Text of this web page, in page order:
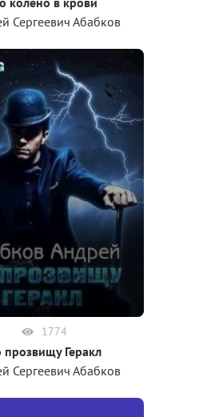
Сергеевич Абабков
1774
прозвищу Геракл
Сергеевич Абабков